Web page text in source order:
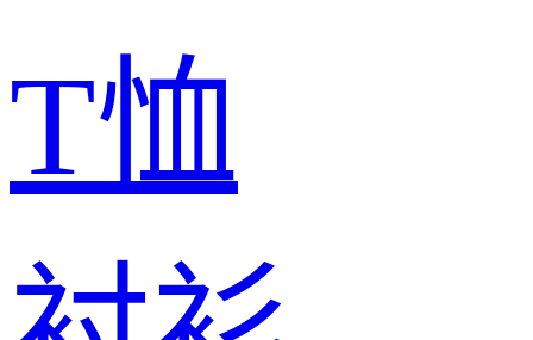
T恤